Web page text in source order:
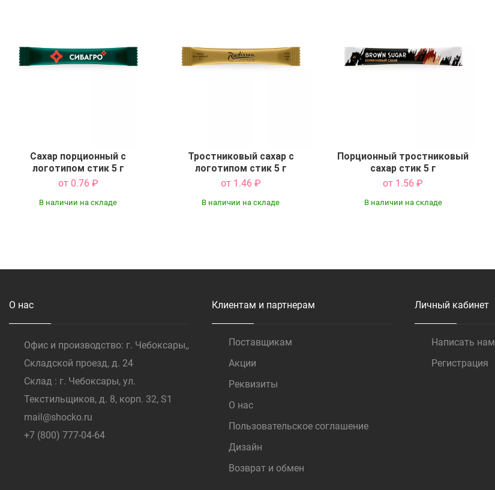
Сахар порционный с
логотипом стик 5 г
от 0.76 ₽
В наличии на складе
Тростниковый сахар с
логотипом стик 5 г
от 1.46 ₽
В наличии на складе
Порционный тростниковый
сахар стик 5 г
от 1.56₽
В наличии на складе
О нас
Офис и производство: г. Чебоксары,,
Складской проезд, д. 24
Склад : г. Чебоксары, ул.
Текстильщиков, д. 8, корп. 32, S1
mail@shocko.ru
+7 (800) 777-04-64
Клиентам и партнерам
Поставщикам
Акции
Реквизиты
О нас
Пользовательское соглашение
Дизайн
Возврат и обмен
Личный кабинет
Написать нам
Регистрация